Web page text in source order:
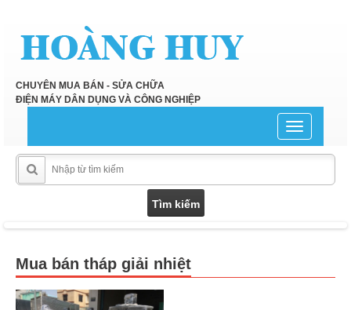
CHUYÊN MUA BÁN - SỬA CHỮA
ĐIỆN MÁY DÂN DỤNG VÀ CÔNG NGHIỆP
Toggle
navigation
Mua bán tháp giải nhiệt